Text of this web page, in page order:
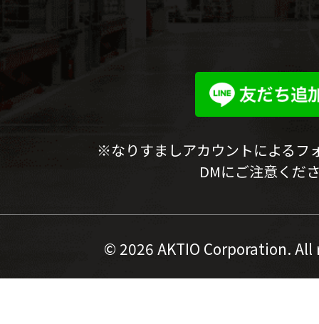
※なりすましアカウントによるフ
DMにご注意くだ
© 2026 AKTIO Corporation.